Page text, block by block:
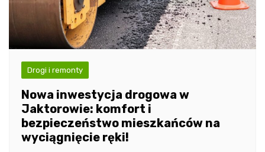
Drogi i remonty
Nowa inwestycja drogowa w
Jaktorowie: komfort i
bezpieczeństwo mieszkańców na
wyciągnięcie ręki!